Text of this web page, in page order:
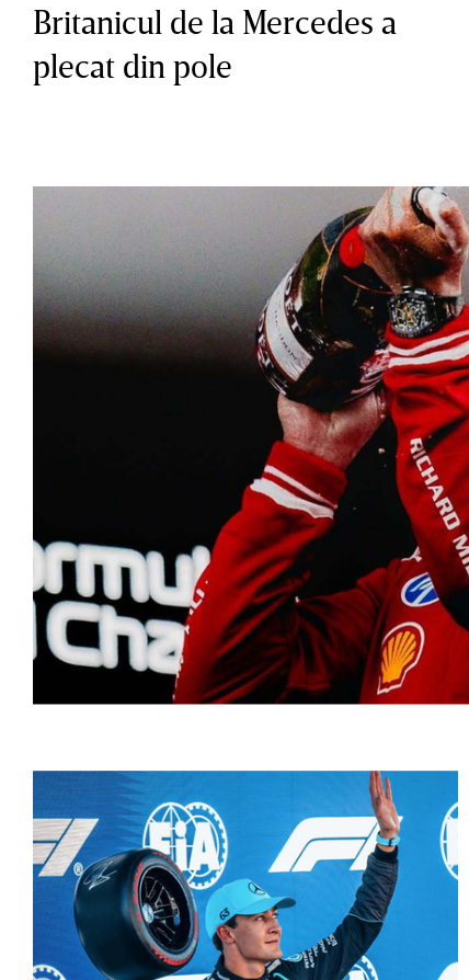
Britanicul de la Mercedes a
plecat din pole